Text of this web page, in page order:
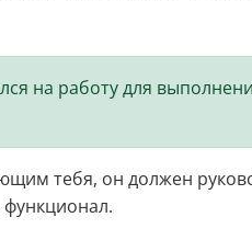
на работу для
тебя, он должен